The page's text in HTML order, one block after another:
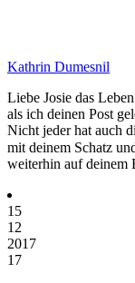
Kathrin Dumesnil
Liebe Josie das
als ich deinen Post
Nicht jeder hat auch
mit deinem Schatz
weiterhin auf
15
12
2017
17